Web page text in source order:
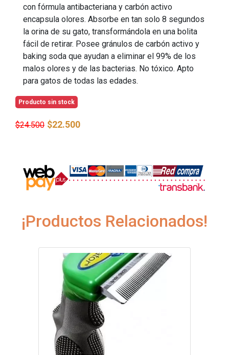
con fórmula antibacteriana y carbón activo
encapsula olores. Absorbe en tan solo 8 segundos
la orina de su gato, transformándola en una bolita
fácil de retirar. Posee gránulos de carbón activo y
baking soda que ayudan a eliminar el 99% de los
malos olores y de las bacterias. No tóxico. Apto
para gatos de todas las edades.
Producto sin stock
$24.500 $22.500
¡Productos Relacionados!